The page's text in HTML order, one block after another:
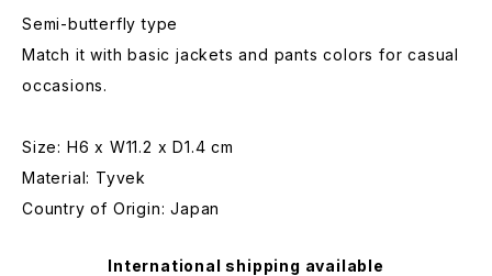
Semi-butterfly type
Match it with basic jackets and pants colors for casual
occasions.
Size: H6 x W11.2 x D1.4 cm
Material: Tyvek
Country of Origin: Japan
International shipping available